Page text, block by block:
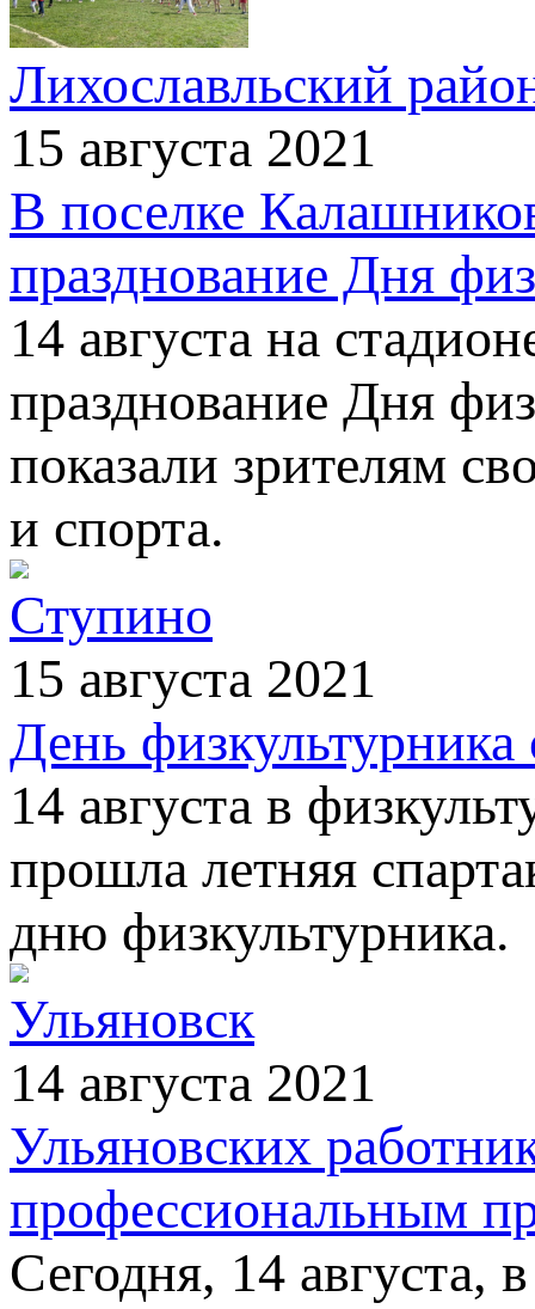
Лихославльский
15 августа 2021
В поселке
празднование Дня
14 августа на
празднование Дня
показали зрителям
и спорта.
Ступино
15 августа 2021
День
14 августа в
прошла летняя
дню физкультурника.
Ульяновск
14 августа 2021
Ульяновских
профессиональным
Сегодня, 14 августа,